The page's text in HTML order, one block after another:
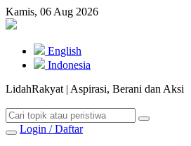
Kamis, 06 Aug 2026
English
Indonesia
LidahRakyat | Aspirasi, Berani dan Aksi
Login / Daftar